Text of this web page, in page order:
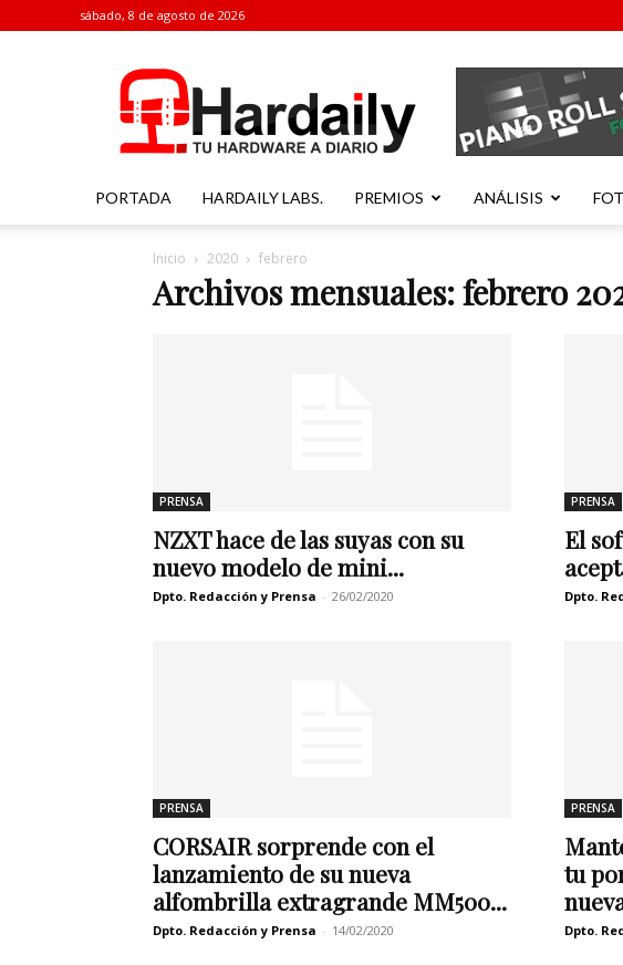
sábado, 8 de agosto de 2026
PORTADA HARDAILY LABS. PREMIOS ANÁLISIS
Inicio 2020 febrero
Archivos mensuales: febrero
PRENSA
NZXT hace de las suyas con su
nuevo modelo de mini...
Dpto. Redacción y Prensa - 26/02/2020
PRENSA
El
Dpto.
PRENSA
CORSAIR sorprende con el
lanzamiento de su nueva
alfombrilla extragrande MM500...
Dpto. Redacción y Prensa - 14/02/2020
PRENSA
tu
Dpto.